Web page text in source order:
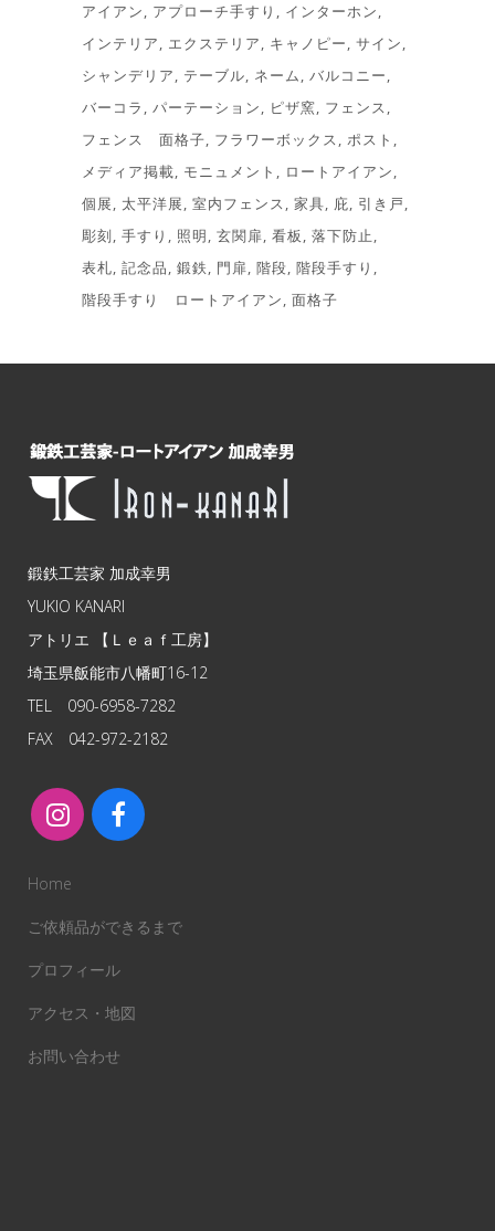
アイアン
アプローチ手すり
インターホン
インテリア
エクステリア キャノピー サイン
シャンデリア
テーブル ネーム バルコニー
バーコラ
パーテーション ピザ窯 フェンス
フェンス 面格子 フラワーボックス ポスト
メディア掲載 モニュメント
ロートアイアン
個展
太平洋展 室内フェンス 家具 庇 引き戸
彫刻 手すり 照明 玄関扉 看板 落下防止
表札 記念品 鍛鉄 門扉 階段 階段手すり
階段手すり ロートアイアン 面格子
鍛鉄工芸家 加成幸男
YUKIO KANARI
アトリエ 【Ｌｅａｆ工房】
埼玉県飯能市八幡町16-12
TEL 090-6958-7282
FAX 042-972-2182
Home
ご依頼品ができるまで
プロフィール
アクセス・地図
お問い合わせ